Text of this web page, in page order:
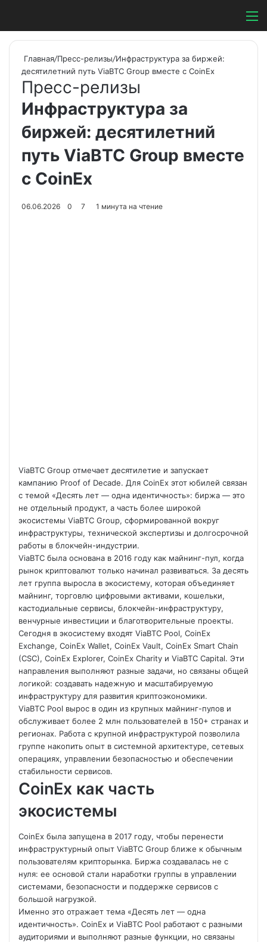
Switch skin
Главная/Пресс-релизы/Инфраструктура за биржей:
десятилетний путь ViaBTC Group вместе с CoinEx
Пресс-релизы
Инфраструктура за
биржей: десятилетний
путь ViaBTC Group вместе
с CoinEx
06.06.2026 0 7 1 минута на чтение
ViaBTC Group отмечает десятилетие и запускает
кампанию Proof of Decade. Для CoinEx этот юбилей связан
с темой «Десять лет — одна идентичность»: биржа — это
не отдельный продукт, а часть более широкой
экосистемы ViaBTC Group, сформированной вокруг
инфраструктуры, технической экспертизы и долгосрочной
работы в блокчейн-индустрии.
ViaBTC была основана в 2016 году как майнинг-пул, когда
рынок криптовалют только начинал развиваться. За десять
лет группа выросла в экосистему, которая объединяет
майнинг, торговлю цифровыми активами, кошельки,
кастодиальные сервисы, блокчейн-инфраструктуру,
венчурные инвестиции и благотворительные проекты.
Сегодня в экосистему входят ViaBTC Pool, CoinEx
Exchange, CoinEx Wallet, CoinEx Vault, CoinEx Smart Chain
(CSC), CoinEx Explorer, CoinEx Charity и ViaBTC Capital. Эти
направления выполняют разные задачи, но связаны общей
логикой: создавать надежную и масштабируемую
инфраструктуру для развития криптоэкономики.
ViaBTC Pool вырос в один из крупных майнинг-пулов и
обслуживает более 2 млн пользователей в 150+ странах и
регионах. Работа с крупной инфраструктурой позволила
группе накопить опыт в системной архитектуре, сетевых
операциях, управлении безопасностью и обеспечении
стабильности сервисов.
CoinEx как часть
экосистемы
CoinEx была запущена в 2017 году, чтобы перенести
инфраструктурный опыт ViaBTC Group ближе к обычным
пользователям крипторынка. Биржа создавалась не с
нуля: ее основой стали наработки группы в управлении
системами, безопасности и поддержке сервисов с
большой нагрузкой.
Именно это отражает тема «Десять лет — одна
идентичность». CoinEx и ViaBTC Pool работают с разными
аудиториями и выполняют разные функции, но связаны